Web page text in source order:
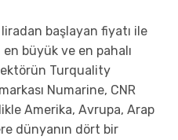
başlayan fiyatı ile
büyük ve en pahalı
Turquality
Numarine, CNR
Amerika, Avrupa, Arap
dünyanın dört bir